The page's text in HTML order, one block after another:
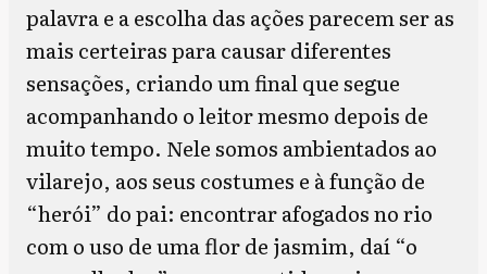
palavra e a escolha das ações parecem ser as
mais certeiras para causar diferentes
sensações, criando um final que segue
acompanhando o leitor mesmo depois de
muito tempo. Nele somos ambientados ao
vilarejo, aos seus costumes e à função de
“herói” do pai: encontrar afogados no rio
com o uso de uma flor de jasmim, daí “o